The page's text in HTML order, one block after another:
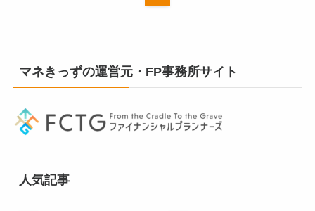
マネきっずの運営元・FP事務所サイト
人気記事